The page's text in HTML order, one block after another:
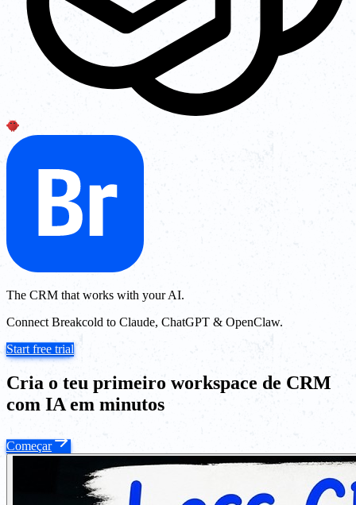
The CRM that works with your AI.
Connect Breakcold to Claude, ChatGPT & OpenClaw.
Start free trial
Cria o teu primeiro workspace de CRM
com IA em minutos
Começar